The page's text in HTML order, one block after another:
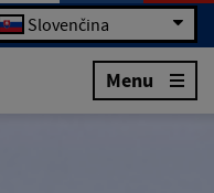
Slovenčina
Menu